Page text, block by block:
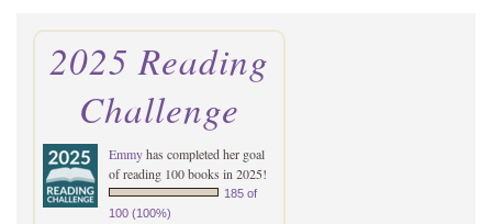
2025 Reading
Challenge
Emmyhas completed her goal
of reading 100 books in 2025!
185 of
100 (100%)